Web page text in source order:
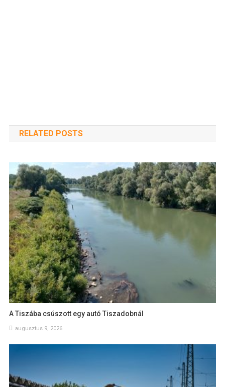
RELATED POSTS
A Tiszába csúszott egy autó Tiszadobnál
augusztus 9, 2026